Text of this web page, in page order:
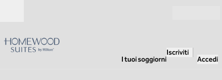
I tuoi soggiorni
Iscriviti
Accedi